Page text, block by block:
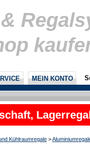
MEIN KONTO
nicht
Kühlraumregale >